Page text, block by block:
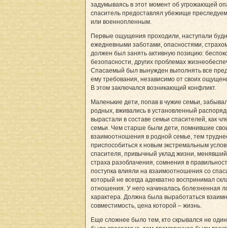
задумываясь в этот момент об угрожающей
спаситель предоставлял убежище
или военнопленным.
Первые ощущения проходили, наступали
ежедневными заботами, опасностями,
должен был занять активную позицию:
безопасности, других проблемах
Спасаемый был вынужден выполнять все
ему требования, независимо от своих
В этом заключался возникающий конфликт.
Маленькие дети, попав в чужие семьи,
родных, вживались в установленный
вырастали в составе семьи спасителей, как
семьи. Чем старше были дети, помнившие
взаимоотношения в родной семье, тем
приспособиться к новым экстремальным
спасителя, привычный уклад жизни,
страха разоблачения, сомнения в
поступка влияли на взаимоотношения со
который не всегда адекватно воспринимал
отношения. У него начиналась болезненная
характера. Должна была выработаться
совместимость, цена которой – жизнь.
Еще сложнее было тем, кто скрывался не